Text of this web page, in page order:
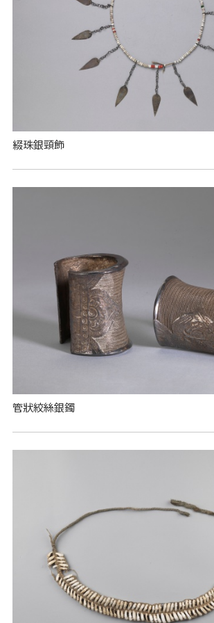
綴珠銀頸飾
管狀絞絲銀鐲